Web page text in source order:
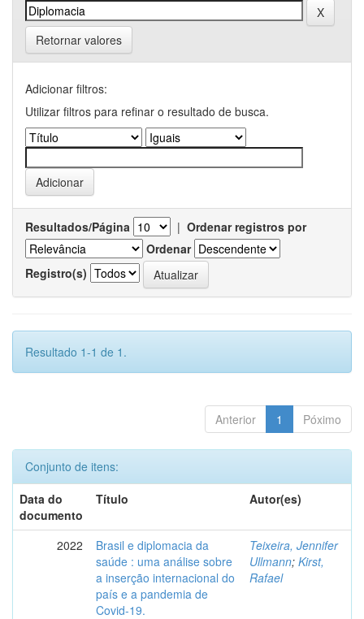
Retornar valores
Adicionar filtros:
Utilizar filtros para refinar o resultado de busca.
Resultados/Página | Ordenar registros por
Ordenar
Registro(s)
Resultado 1-1 de 1.
Anterior 1 Póximo
Conjunto de itens:
Data do
documento
Título Autor(es)
2022
Brasil e diplomacia da
saúde : uma análise sobre
a inserção internacional do
país e a pandemia de
Covid-19.
Teixeira, Jennifer
Ullmann; Kirst,
Rafael